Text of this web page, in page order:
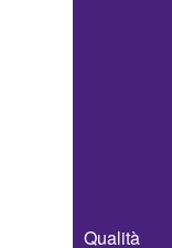
Qualità